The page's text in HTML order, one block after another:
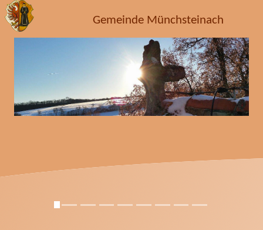
Gemeinde Münchsteinach